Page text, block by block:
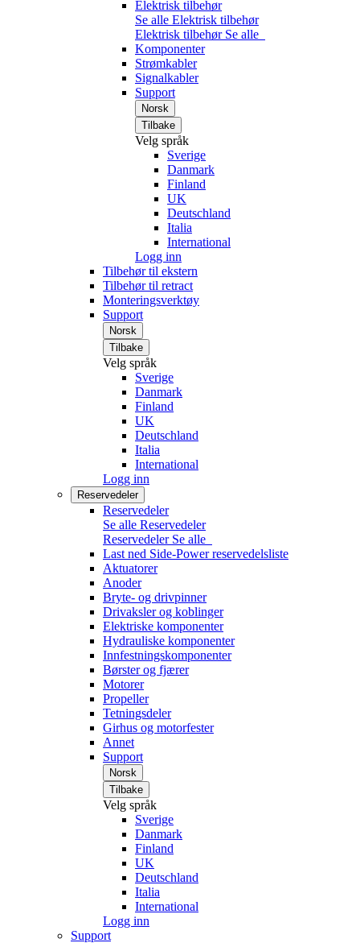
Elektrisk tilbehør
Se alle Elektrisk tilbehør
Elektrisk tilbehør Se alle
Komponenter
Strømkabler
Signalkabler
Support
Norsk
Tilbake
Velg språk
Sverige
Danmark
Finland
UK
Deutschland
Italia
International
Logg inn
Tilbehør til ekstern
Tilbehør til retract
Monteringsverktøy
Support
Norsk
Tilbake
Velg språk
Sverige
Danmark
Finland
UK
Deutschland
Italia
International
Logg inn
Reservedeler
Reservedeler
Se alle Reservedeler
Reservedeler Se alle
Last ned Side-Power reservedelsliste
Aktuatorer
Anoder
Bryte- og drivpinner
Drivaksler og koblinger
Elektriske komponenter
Hydrauliske komponenter
Innfestningskomponenter
Børster og fjærer
Motorer
Propeller
Tetningsdeler
Girhus og motorfester
Annet
Support
Norsk
Tilbake
Velg språk
Sverige
Danmark
Finland
UK
Deutschland
Italia
International
Logg inn
Support